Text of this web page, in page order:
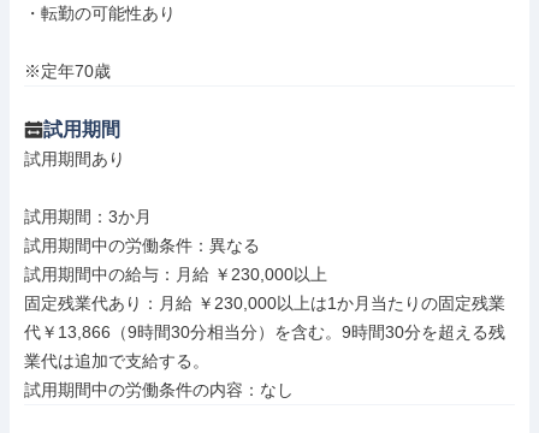
・転勤の可能性あり
※定年70歳
試用期間
試用期間あり
試用期間：3か月
試用期間中の労働条件：異なる
試用期間中の給与：月給 ￥230,000以上
固定残業代あり：月給 ￥230,000以上は1か月当たりの固定残業
代￥13,866（9時間30分相当分）を含む。9時間30分を超える残
業代は追加で支給する。
試用期間中の労働条件の内容：なし